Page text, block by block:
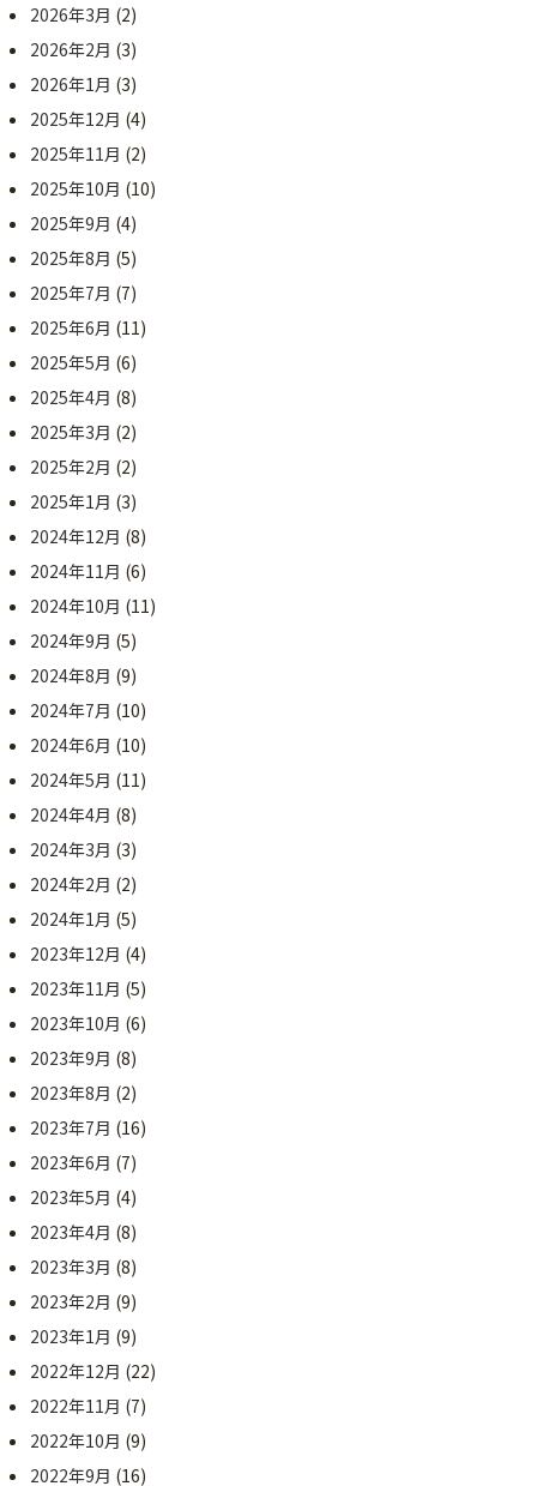
2026年3月 (2)
2026年2月 (3)
2026年1月 (3)
2025年12月 (4)
2025年11月 (2)
2025年10月 (10)
2025年9月 (4)
2025年8月 (5)
2025年7月 (7)
2025年6月 (11)
2025年5月 (6)
2025年4月 (8)
2025年3月 (2)
2025年2月 (2)
2025年1月 (3)
2024年12月 (8)
2024年11月 (6)
2024年10月 (11)
2024年9月 (5)
2024年8月 (9)
2024年7月 (10)
2024年6月 (10)
2024年5月 (11)
2024年4月 (8)
2024年3月 (3)
2024年2月 (2)
2024年1月 (5)
2023年12月 (4)
2023年11月 (5)
2023年10月 (6)
2023年9月 (8)
2023年8月 (2)
2023年7月 (16)
2023年6月 (7)
2023年5月 (4)
2023年4月 (8)
2023年3月 (8)
2023年2月 (9)
2023年1月 (9)
2022年12月 (22)
2022年11月 (7)
2022年10月 (9)
2022年9月 (16)